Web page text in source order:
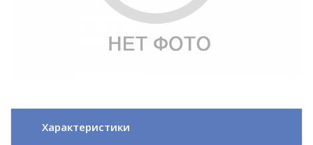
Характеристики